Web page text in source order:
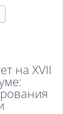
на XVII